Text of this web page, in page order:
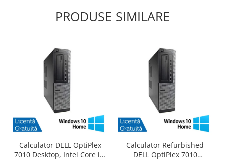
PRODUSE SIMILARE
Calculator DELL OptiPlex
7010 Desktop, Intel Core i3-
Calculator Refurbished
DELL OptiPlex 7010